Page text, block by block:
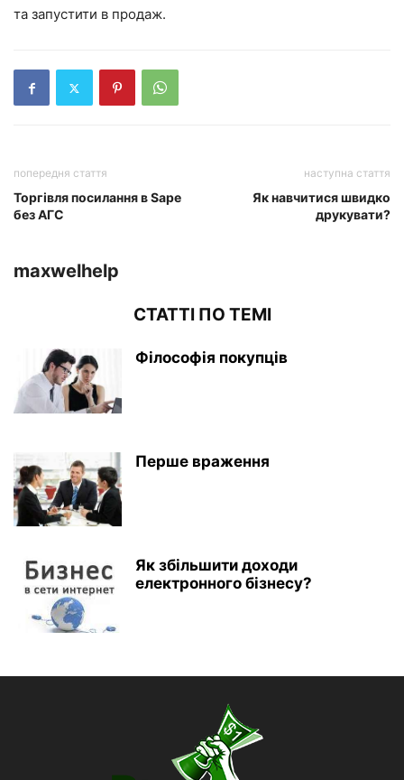
та запустити в продаж.
попередня стаття
Торгівля посилання в Sape
без АГС
наступна стаття
Як навчитися швидко
друкувати?
maxwelhelp
СТАТТІ ПО ТЕМІ
Філософія покупців
Перше враження
Як збільшити доходи
електронного бізнесу?